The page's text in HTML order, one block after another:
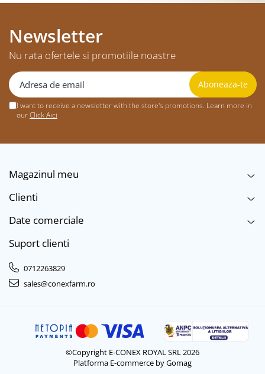
Newsletter
Nu rata ofertele si promotiile noastre
I want to receive a newsletter with the store's promotions. Learn more in
ourClick Aici
Magazinul meu
Clienti
Date comerciale
Suport clienti
0712263829
sales@conexfarm.ro
©Copyright E-CONEX ROYAL SRL 2026
Platforma E-commerce by Gomag